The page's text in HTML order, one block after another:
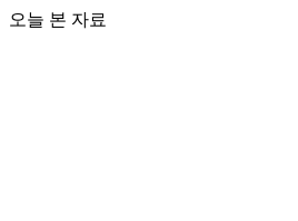
오늘 본 자료